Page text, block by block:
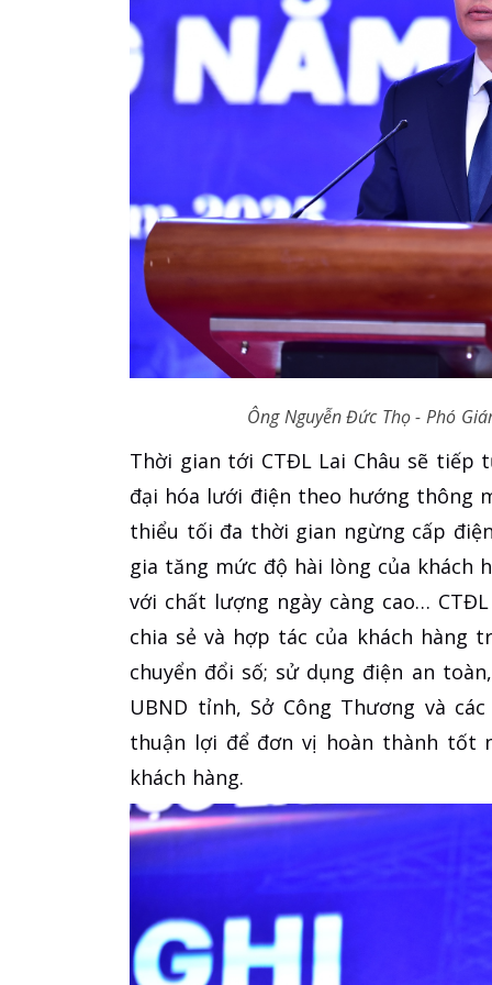
Ông Nguyễn Đức Thọ - Phó
Thời gian tới CTĐL Lai Châu sẽ tiếp
đại hóa lưới điện theo hướng thông
thiểu tối đa thời gian ngừng cấp
gia tăng mức độ hài lòng của khách
với chất lượng ngày càng cao…
chia sẻ và hợp tác của khách hàng
chuyển đổi số; sử dụng điện an
UBND tỉnh, Sở Công Thương và
thuận lợi để đơn vị hoàn thành tốt
khách hàng.